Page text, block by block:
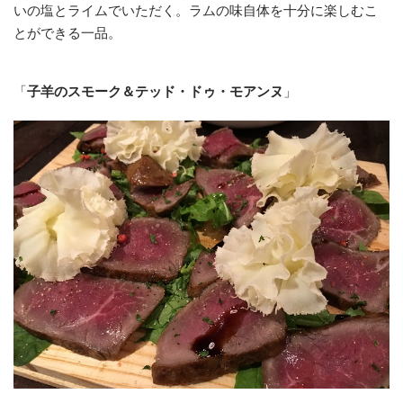
いの塩とライムでいただく。ラムの味自体を十分に楽しむこ
とができる一品。
「子羊のスモーク＆テッド・ドゥ・モアンヌ 」